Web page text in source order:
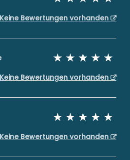
Keine Bewertungen vorhanden
Keine Bewertungen vorhanden
Keine Bewertungen vorhanden